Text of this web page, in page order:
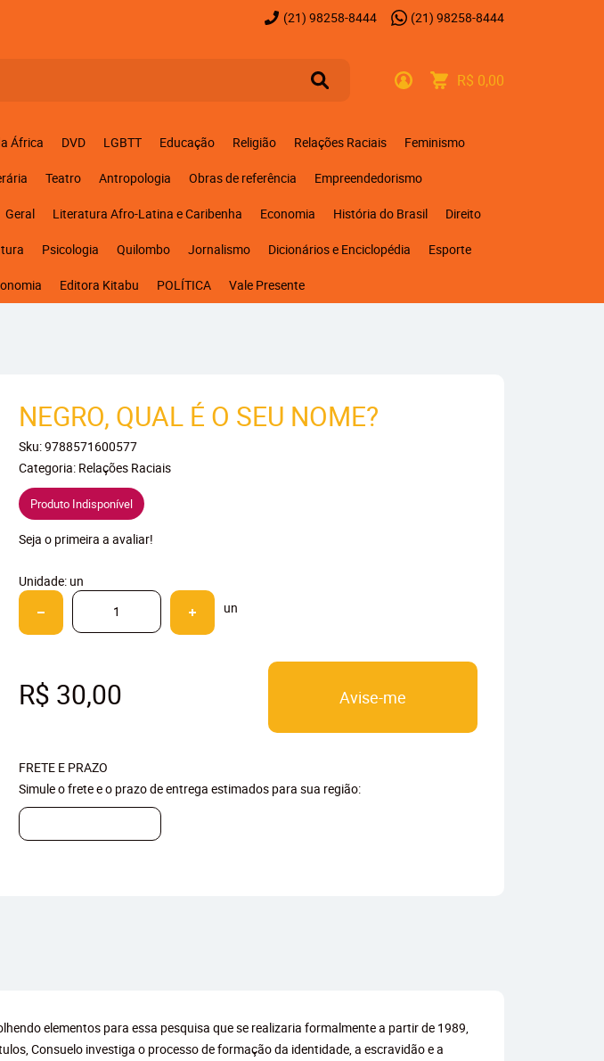
(21) 98258-8444 (21) 98258-8444
R$ 0,00
África DVD LGBTT Educação Religião Relações Raciais Feminismo
Teatro Antropologia Obras de referência Empreendedorismo
Geral Literatura Afro-Latina e Caribenha Economia História do Brasil Direito
Psicologia Quilombo Jornalismo Dicionários e Enciclopédia Esporte
Editora Kitabu POLÍTICA Vale Presente
NEGRO, QUAL É O SEU NOME?
Sku:9788571600577
Categoria: Relações Raciais
Produto Indisponível
Seja o primeira a avaliar!
Unidade: un
un
R$ 30,00 Avise-me
FRETE E PRAZO
Simule o frete e o prazo de entrega estimados para sua região:
elementos para essa pesquisa que se realizaria formalmente a partir de 1989,
Consuelo investiga o processo de formação da identidade, a escravidão e a